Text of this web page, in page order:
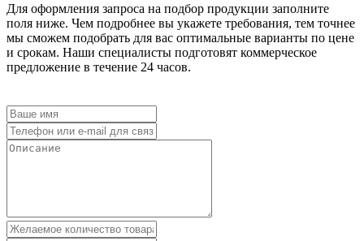
Для оформления запроса на подбор продукции заполните
поля ниже. Чем подробнее вы укажете требования, тем точнее
мы сможем подобрать для вас оптимальные варианты по цене
и срокам. Наши специалисты подготовят коммерческое
предложение в течение 24 часов.